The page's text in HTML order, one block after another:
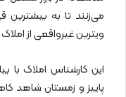
می‌زنند تا به
ویترین غیرواقعی از
این کارشناس املاک با
پاییز و زمستان